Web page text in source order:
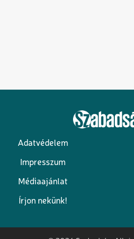
Lábléc
Adatvédelem
Impresszum
Médiaajánlat
Írjon nekünk!